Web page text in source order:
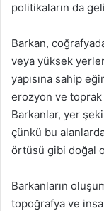
politikaların da
Barkan,
veya yüksek
yapısına sahip
erozyon ve
Barkanlar, yer
çünkü bu
örtüsü gibi doğal
Barkanların
topoğrafya ve